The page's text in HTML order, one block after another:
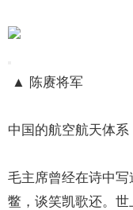
▲ 陈赓将军
中国的航空航天体系
毛主席曾经在诗中写
鳖，谈笑凯歌还。世